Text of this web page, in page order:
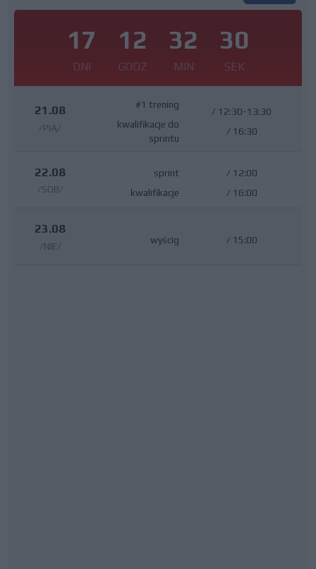
17
DNI
12
GODZ
32
MIN
29
SEK
21.08
/PIĄ/
#1 trening
kwalifikacje do
sprintu
/ 12:30-13:30
/ 16:30
22.08
/SOB/
sprint
kwalifikacje
/ 12:00
/ 16:00
23.08
/NIE/
wyścig / 15:00